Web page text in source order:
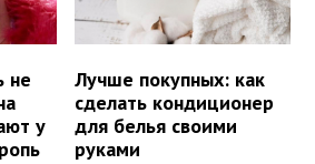
не
у
Лучше покупных: как
сделать кондиционер
для белья своими
руками